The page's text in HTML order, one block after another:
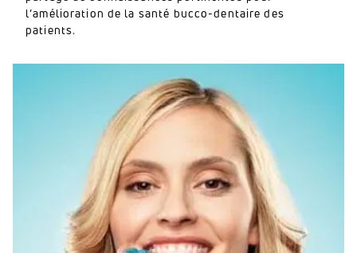
l’amélioration de la santé bucco-dentaire des
patients.